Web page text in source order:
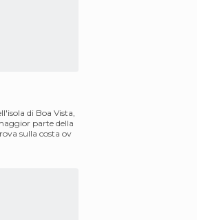
di Boa Vista,
parte della
sulla costa ov